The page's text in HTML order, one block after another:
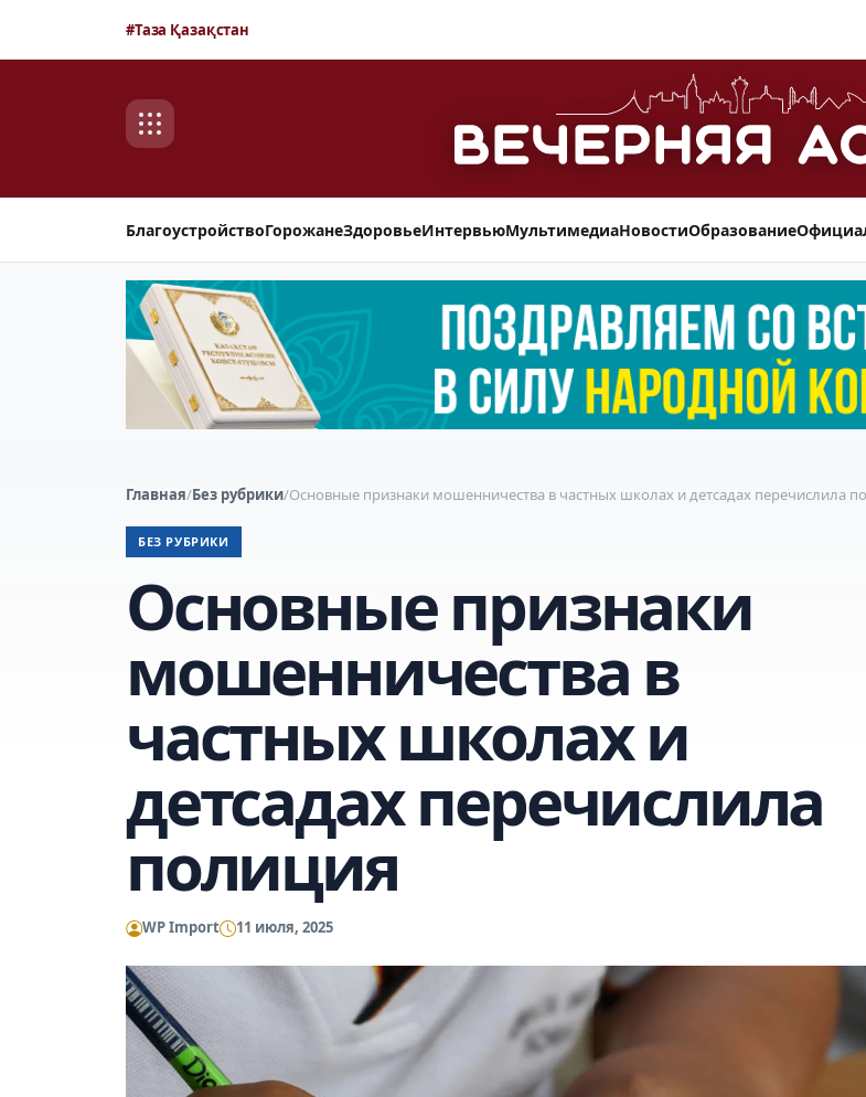
#Таза Қазақстан
БлагоустройствоГорожанеЗдоровьеИнтервьюМультимедиаНовостиОбразование
Главная/Без рубрики/Основные признаки мошенничества в частных школах и детсадах перечислила
БЕЗ РУБРИКИ
Основные признаки
мошенничества в
частных школах и
детсадах перечислила
полиция
WP Import 11 июля, 2025